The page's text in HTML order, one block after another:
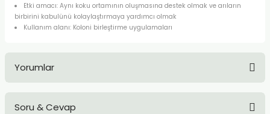
Etki amacı: Aynı koku ortamının oluşmasına destek olmak ve arıların
birbirini kabulünü kolaylaştırmaya yardımcı olmak
Kullanım alanı: Koloni birleştirme uygulamaları
Yorumlar
Soru & Cevap